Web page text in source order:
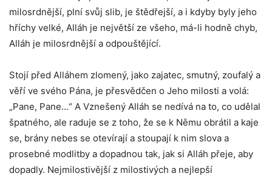
milosrdnější, plní svůj slib, je štědřejší, a i kdyby byly jeho
hříchy velké, Alláh je největší ze všeho, má-li hodně chyb,
Alláh je milosrdnější a odpouštějící.
Stojí před Alláhem zlomený, jako zajatec, smutný, zoufalý a
věří ve svého Pána, je přesvědčen o Jeho milosti a volá:
„Pane, Pane…“ A Vznešený Alláh se nedívá na to, co udělal
špatného, ale raduje se z toho, že se k Němu obrátil a kaje
se, brány nebes se otevírají a stoupají k nim slova a
prosebné modlitby a dopadnou tak, jak si Alláh přeje, aby
dopadly. Nejmilostivější z milostivých a nejlepší